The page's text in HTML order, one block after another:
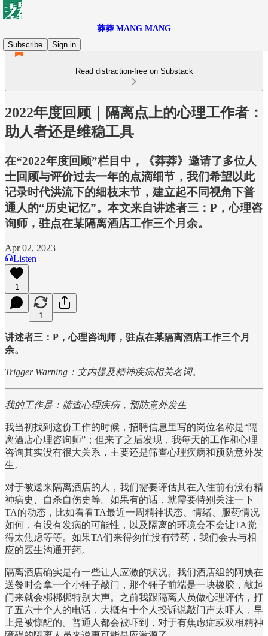
莽莽 MANG MANG
Subscribe
Sign in
Read distraction-free on Substack
2022年度回顾｜隔离点上的心理工作者：
助人者还是维稳工具
在“2022年度回顾”栏目中，《莽莽》邀请了多位人
士回顾与评价过去一年的点滴细节，我们希望以此
记录时代洪流下的细枝末节，建立起不同视角下普
通人的“历史记忆”。本文来自讲述者三：P，心理咨
询师，驻点在某隔离酒店工作三个月余。
Apr 02, 2023
Listen
1
1
讲述者三：P，心理咨询师，驻点在某隔离酒店工作三个月
余。
Trigger Warning：文内提及精神疾病相关名词。
我的工作是：筛查心理疾病，预防意外发生
我当初找到这份工作的时候，招聘信息里写的岗位名称是“隔
离酒店心理咨询师”；但来了之后发现，我每天的工作和心理
咨询其实没有很大关系，主要还是筛查心理疾病和预防意外发
生。
对于被送来隔离酒店的人，我们需要评估其在入住前有没有精
神病史、自杀自伤史等。如果有的话，就需要特别关注一下
TA的动态，比如看看TA最近一周精神状态、情绪、服药情况
如何，有没有发病的可能性，以及隔离的环境会不会让TA觉
得太焦虑等等。如果TA们来得匆忙没有带药，我们会去与相
应的医生沟通开药。
隔离酒店确实是有一些让人应激的状况。我们酒店组的阿姨在
送餐时会拿一个小锤子敲门，那个锤子前端是一块橡胶，敲起
门来就会梆梆梆特别大声。之前我跟隔离人员做心理评估，打
了五六十个人的电话，大概有十个人投诉说敲门声太吓人，早
上是被惊醒的。普通人都会被吓到，对于有焦虑症或双相精神